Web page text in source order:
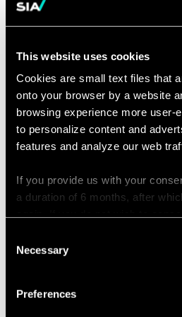
This website uses cookies
Cookies are small text files that
onto your browser by a website
browsing experience more user-
to personalize content and
features and analyze our web
If you provide us with your
a duration of 6 months, after
personalized browsing experience.
You can access the complete
their purpose, and their
Selection
Necessary
Preferences
tra business, IT,
Compliance e
tramite interviste,
documentale
Conoscenza dei
Data Management
Quality, Lineage,
(ad es: Purview,
allo sviluppo della
(workshops,
mercato,